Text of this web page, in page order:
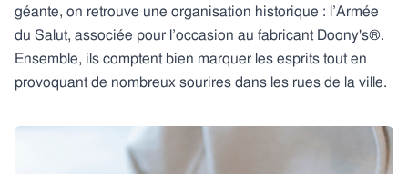
géante, on retrouve une organisation historique : l’Armée
du Salut, associée pour l’occasion au fabricant Doony's®.
Ensemble, ils comptent bien marquer les esprits tout en
provoquant de nombreux sourires dans les rues de la ville.